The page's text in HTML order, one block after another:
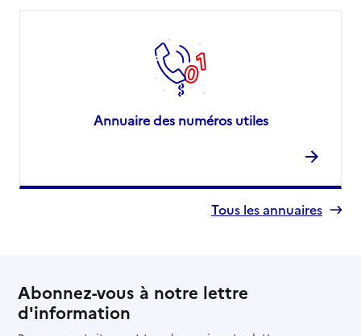
Annuaire des numéros utiles
Tous les annuaires
Abonnez-vous à notre lettre
d'information